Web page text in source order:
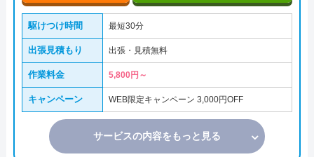
駆けつけ時間 最短30分
出張見積もり 出張・見積無料
作業料金 5,800円～
キャンペーン WEB限定キャンペーン 3,000円OFF
サービスの内容をもっと見る